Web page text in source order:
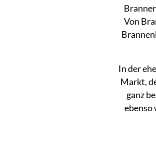
Von
In der
Markt,
ganz
ebenso